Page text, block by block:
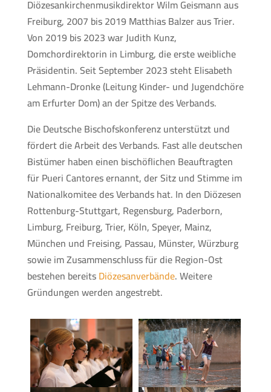
Diözesankirchenmusikdirektor Wilm Geismann aus
Freiburg, 2007 bis 2019 Matthias Balzer aus Trier.
Von 2019 bis 2023 war Judith Kunz,
Domchordirektorin in Limburg, die erste weibliche
Präsidentin. Seit September 2023 steht Elisabeth
Lehmann-Dronke (Leitung Kinder- und Jugendchöre
am Erfurter Dom) an der Spitze des Verbands.
Die Deutsche Bischofskonferenz unterstützt und
fördert die Arbeit des Verbands. Fast alle deutschen
Bistümer haben einen bischöflichen Beauftragten
für Pueri Cantores ernannt, der Sitz und Stimme im
Nationalkomitee des Verbands hat. In den Diözesen
Rottenburg-Stuttgart, Regensburg, Paderborn,
Limburg, Freiburg, Trier, Köln, Speyer, Mainz,
München und Freising, Passau, Münster, Würzburg
sowie im Zusammenschluss für die Region-Ost
bestehen bereitsDiözesanverbände. Weitere
Gründungen werden angestrebt.